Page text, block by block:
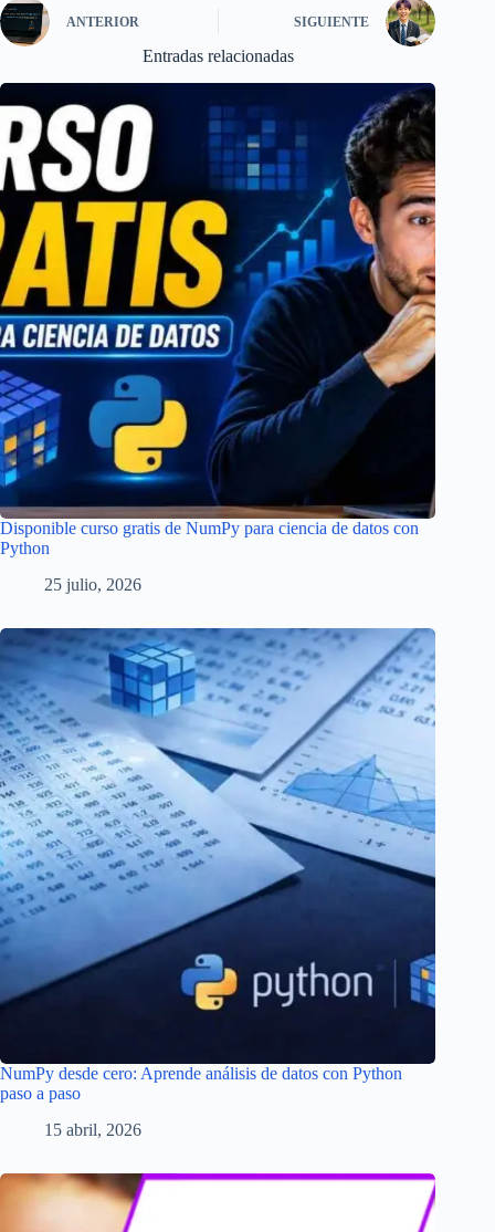
ANTERIOR SIGUIENTE
Entradas relacionadas
Disponible curso gratis de NumPy para ciencia de datos con
Python
25 julio, 2026
NumPy desde cero: Aprende análisis de datos con Python
paso a paso
15 abril, 2026